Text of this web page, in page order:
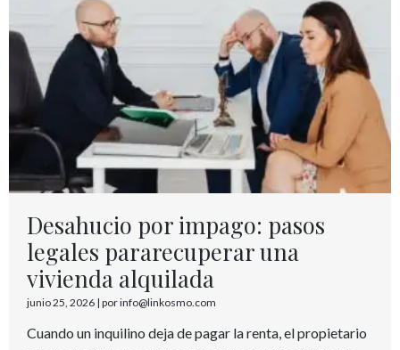
Desahucio por impago: pasos
legales pararecuperar una
vivienda alquilada
junio 25, 2026 | por info@linkosmo.com
Cuando un inquilino deja de pagar la renta, el propietario